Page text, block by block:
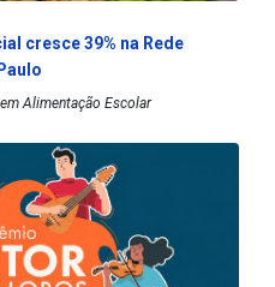
cresce 39% na Rede
Alimentação Escolar